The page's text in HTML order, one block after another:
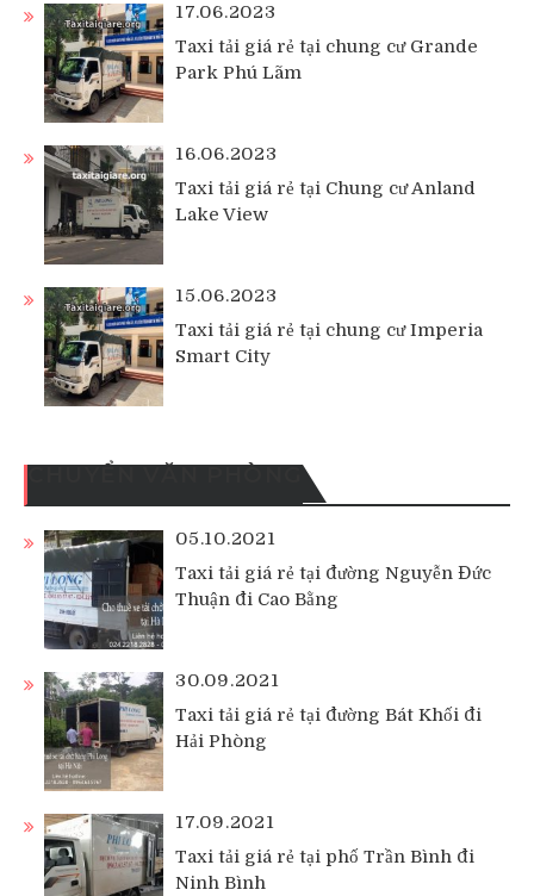
17.06.2023
Taxi tải giá rẻ tại chung cư Grande
Park Phú Lãm
16.06.2023
Taxi tải giá rẻ tại Chung cư Anland
Lake View
15.06.2023
Taxi tải giá rẻ tại chung cư Imperia
Smart City
05.10.2021
Taxi tải giá rẻ tại đường Nguyễn Đức
Thuận đi Cao Bằng
30.09.2021
Taxi tải giá rẻ tại đường Bát Khối đi
Hải Phòng
17.09.2021
Taxi tải giá rẻ tại phố Trần Bình đi
Ninh Bình